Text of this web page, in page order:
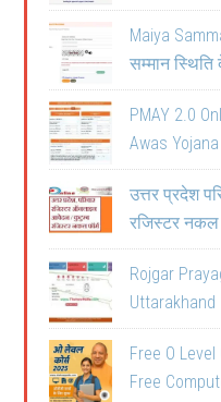
Maiya
सम्मान
PMAY 2.0
Awas
उत्तर प्रदेश
रजिस्टर नकल
Rojgar
Uttarakhand
Free O
Free